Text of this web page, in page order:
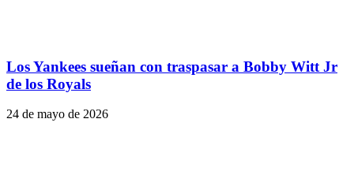
Los Yankees sueñan con traspasar a Bobby Witt Jr
de los Royals
24 de mayo de 2026